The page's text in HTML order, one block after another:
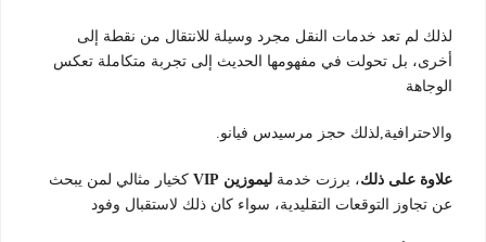
لذلك لم تعد خدمات النقل مجرد وسيلة للانتقال من نقطة إلى
أخرى، بل تحولت في مفهومها الحديث إلى تجربة متكاملة تعكس
الوجاهة
والاحترافية,لذلك حجز مرسيدس فيانو.
علاوة على ذلك، برزت خدمة ليموزين VIP
كخيار مثالي لمن يبحث
عن تجاوز التوقعات التقليدية، سواء كان ذلك لاستقبال وفود